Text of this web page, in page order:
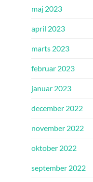
maj 2023
april 2023
marts 2023
februar 2023
januar 2023
december 2022
november 2022
oktober 2022
september 2022